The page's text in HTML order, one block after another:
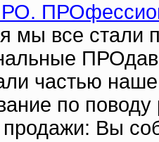
мы все стали
частью
по
Вы